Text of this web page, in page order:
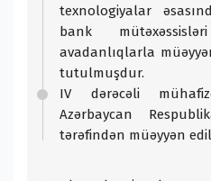
texnologiyalar
bank
avadanlıqlarla
tutulmuşdur.
IV dərəcəli
Azərbaycan
tərəfindən müəyyən